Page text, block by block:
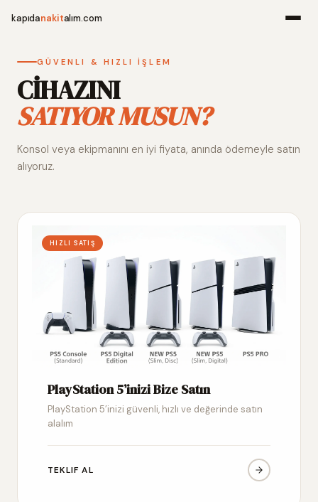
kapıdanakitalım.com
Alım
GÜVENLI & HIZLI İŞLEM
CİHAZINI
SATIYOR MUSUN?
Konsol veya ekipmanını en iyi fiyata, anında ödemeyle satın
alıyoruz.
HIZLI SATIŞ
PlayStation 5’inizi Bize Satın
PlayStation 5’inizi güvenli, hızlı ve değerinde satın
alalım
TEKLIF AL